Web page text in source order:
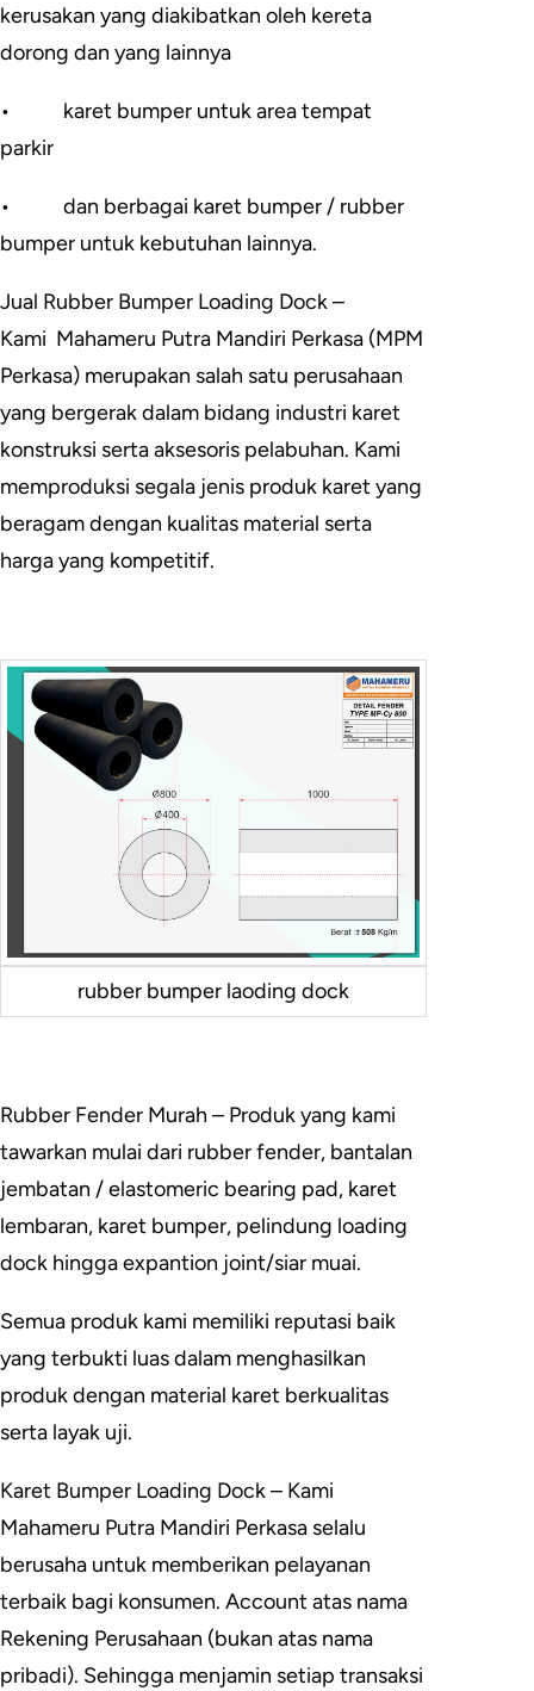
kerusakan yang diakibatkan oleh kereta
dorong dan yang lainnya
•
karet bumper untuk area tempat
parkir
•
dan berbagai karet bumper / rubber
bumper untuk kebutuhan lainnya.
Jual Rubber Bumper Loading Dock –
Kami Mahameru Putra Mandiri Perkasa (MPM
Perkasa) merupakan salah satu perusahaan
yang bergerak dalam bidang industri karet
konstruksi serta aksesoris pelabuhan. Kami
memproduksi segala jenis produk karet yang
beragam dengan kualitas material serta
harga yang kompetitif.
rubber bumper laoding dock
Rubber Fender Murah – Produk yang kami
tawarkan mulai dari rubber fender, bantalan
jembatan / elastomeric bearing pad, karet
lembaran, karet bumper, pelindung loading
dock hingga expantion joint/siar muai.
Semua produk kami memiliki reputasi baik
yang terbukti luas dalam menghasilkan
produk dengan material karet berkualitas
serta layak uji.
Karet Bumper Loading Dock – Kami
Mahameru Putra Mandiri Perkasa selalu
berusaha untuk memberikan pelayanan
terbaik bagi konsumen. Account atas nama
Rekening Perusahaan (bukan atas nama
pribadi). Sehingga menjamin setiap transaksi